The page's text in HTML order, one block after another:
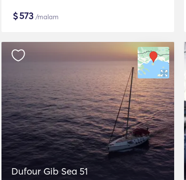
$573 /malam
Dufour Gib Sea 51